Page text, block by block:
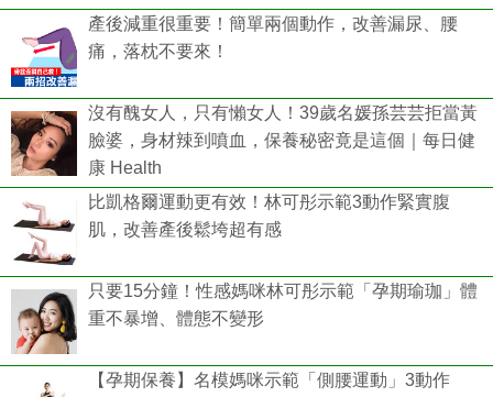
產後減重很重要！簡單兩個動作，改善漏尿、腰
痛，落枕不要來！
沒有醜女人，只有懶女人！39歲名媛孫芸芸拒當黃
臉婆，身材辣到噴血，保養秘密竟是這個｜每日健
康 Health
比凱格爾運動更有效！林可彤示範3動作緊實腹
肌，改善產後鬆垮超有感
只要15分鐘！性感媽咪林可彤示範「孕期瑜珈」體
重不暴增、體態不變形
【孕期保養】名模媽咪示範「側腰運動」3動作